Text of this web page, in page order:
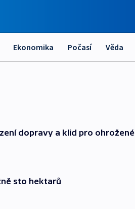
Ekonomika Počasí Věda
dopravy a klid pro ohrožené
sto hektarů